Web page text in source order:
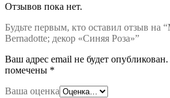
Отзывов пока нет.
Будьте первым, кто оставил отзыв на
Bernadotte; декор «Синяя Роза»”
Ваш адрес email не будет опубликован.
помечены *
Ваша оценка